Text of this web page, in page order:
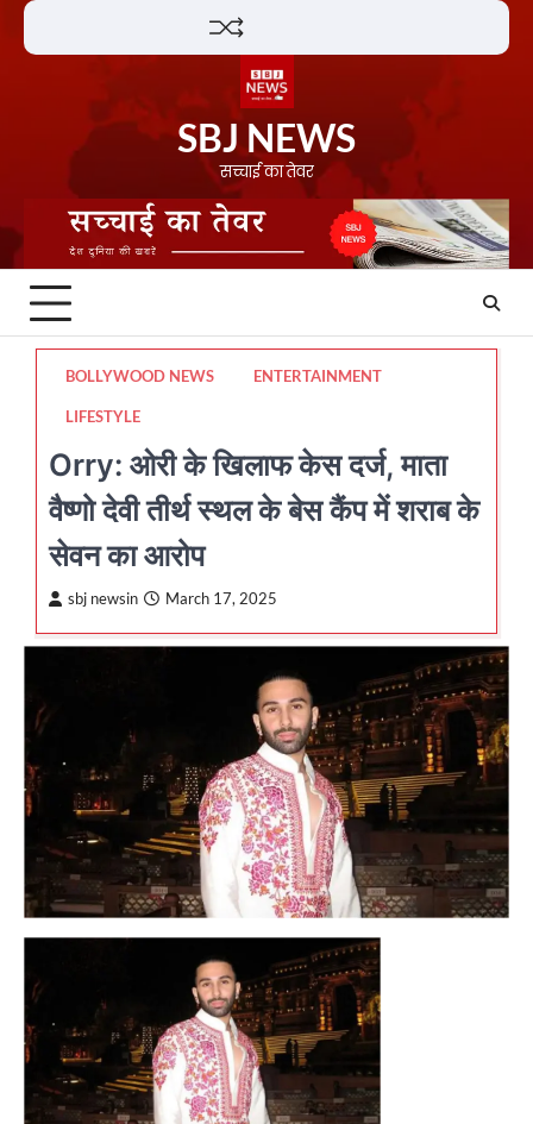
Skip
SBJ NEWS
सच्चाई का तेवर
BOLLYWOOD NEWS ENTERTAINMENT
LIFESTYLE
Orry: ओरी के खिलाफ केस दर्ज, माता
वैष्णो देवी तीर्थ स्थल के बेस कैंप में शराब के
सेवन का आरोप
sbj newsin March 17, 2025